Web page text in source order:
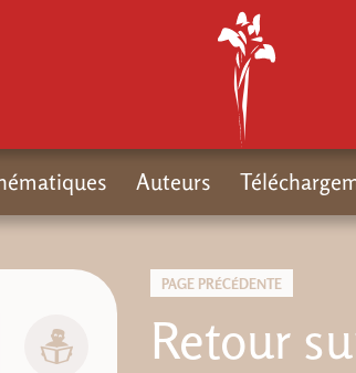
PAGE PRÉCÉDENTE
Retour
Auteurs